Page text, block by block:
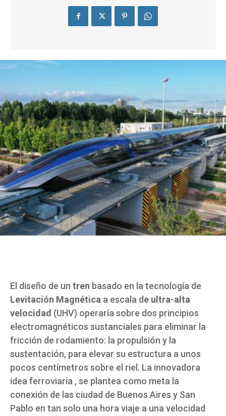
El diseño de un tren basado en la tecnología de
Levitación Magnética a escala de ultra-alta
velocidad (UHV) operaría sobre dos principios
electromagnéticos sustanciales para eliminar la
fricción de rodamiento: la propulsión y la
sustentación, para elevar su estructura a unos
pocos centímetros sobre el riel. La innovadora
idea ferroviaria , se plantea como meta la
conexión de las ciudad de Buenos Aires y San
Pablo en tan solo una hora viaje a una velocidad